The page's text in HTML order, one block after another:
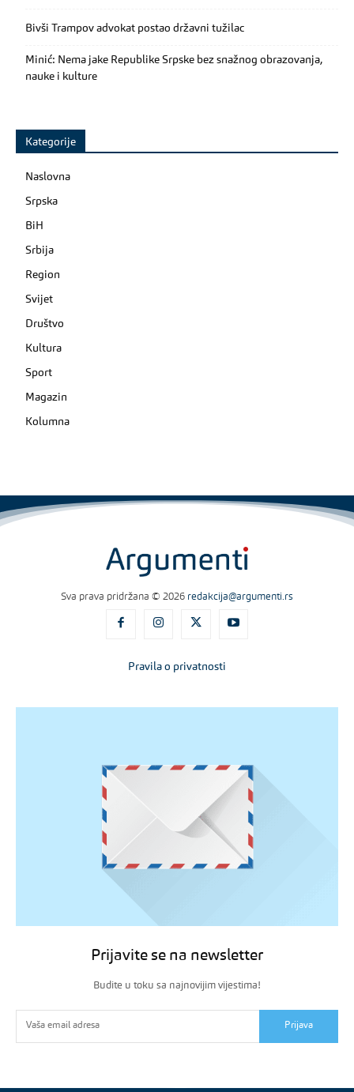
Bivši Trampov advokat postao državni tužilac
Minić: Nema jake Republike Srpske bez snažnog obrazovanja,
nauke i kulture
Kategorije
Naslovna
Srpska
BiH
Srbija
Region
Svijet
Društvo
Kultura
Sport
Magazin
Kolumna
Sva prava pridržana © 2026 redakcija@argumenti.rs
Pravila o privatnosti
Prijavite se na newsletter
Budite u toku sa najnovijim vijestima!
Prijava